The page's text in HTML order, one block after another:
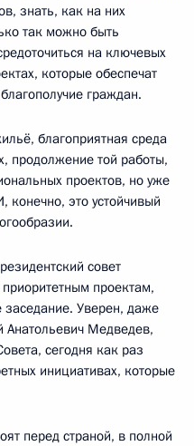
знать, как на них
так можно быть
на ключевых
которые обеспечат
граждан.
благоприятная среда
продолжение той работы,
проектов, но уже
конечно, это устойчивый
совет
проектам,
заседание. Уверен, даже
Анатольевич Медведев,
сегодня как раз
инициативах, которые
перед страной, в полной